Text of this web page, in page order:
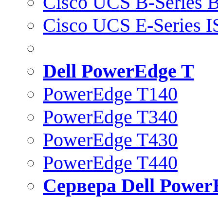
Cisco UCS E-Series
Dell PowerEdge T
PowerEdge T140
PowerEdge T340
PowerEdge T430
PowerEdge T440
Сервера Dell